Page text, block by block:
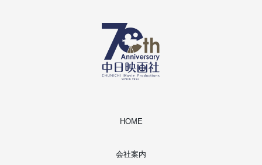
HOME
会社案内